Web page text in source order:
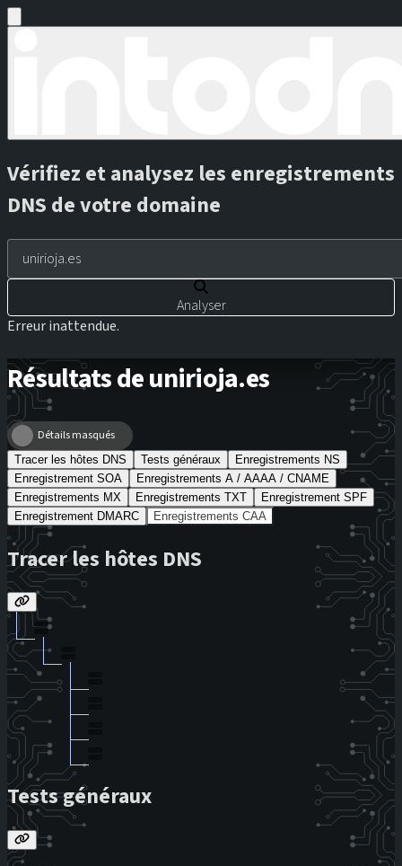
Vérifiez et analysez les enregistrements
DNS de votre domaine
Analyser
Erreur inattendue.
Résultats de unirioja.es
Détails masqués
Tracer les hôtes DNS Tests généraux
Enregistrements NS
Enregistrement SOA
Enregistrements A / AAAA / CNAME
Enregistrements MX
Enregistrements TXT
Enregistrement SPF
Enregistrement DMARC
Enregistrements CAA
Tracer les hôtes DNS
Tests généraux